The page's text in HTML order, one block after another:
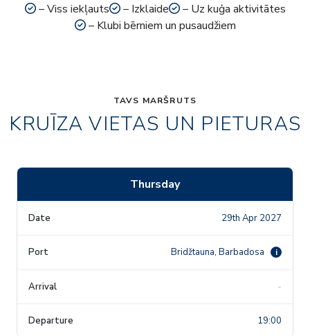
– Viss iekļauts – Izklaide
– Uz kuģa aktivitātes
– Klubi bērniem un pusaudžiem
TAVS MARŠRUTS
KRUĪZA VIETAS UN PIETURAS
Thursday
29th Apr 2027
Bridžtauna, Barbadosa i
-
19:00